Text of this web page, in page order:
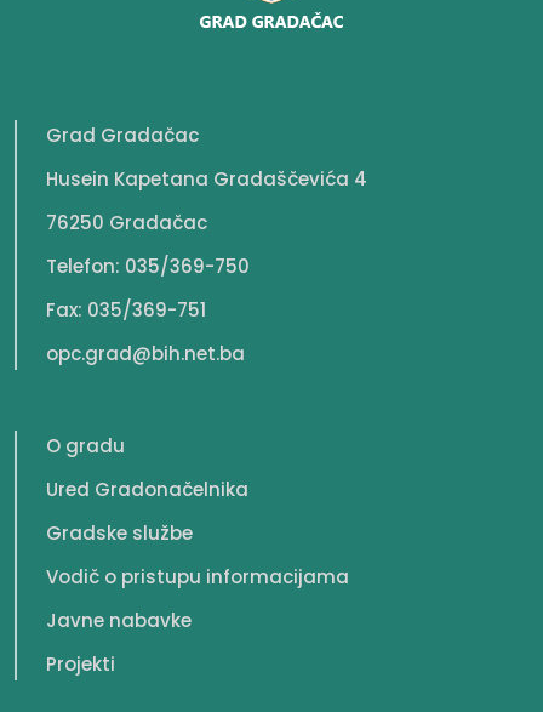
Grad Gradačac
Husein Kapetana Gradaščevića 4
76250 Gradačac
Telefon: 035/369-750
Fax: 035/369-751
opc.grad@bih.net.ba
O gradu
Ured Gradonačelnika
Gradske službe
Vodič o pristupu informacijama
Javne nabavke
Projekti